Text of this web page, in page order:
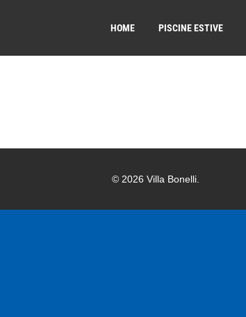
HOME PISCINE ESTIVE
© 2026 Villa Bonelli.